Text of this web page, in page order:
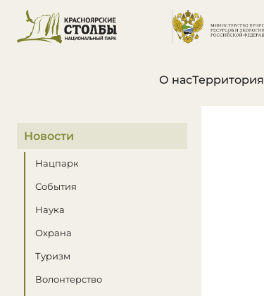
О насТерритория
В этом разделе
Новости
Нацпарк
События
Наука
Охрана
Туризм
Волонтерство